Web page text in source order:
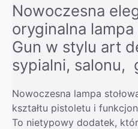
Nowoczesna
oryginalna
Gun w stylu art
sypialni, salonu,
Nowoczesna lampa
kształtu pistoletu i
To nietypowy dodatek,